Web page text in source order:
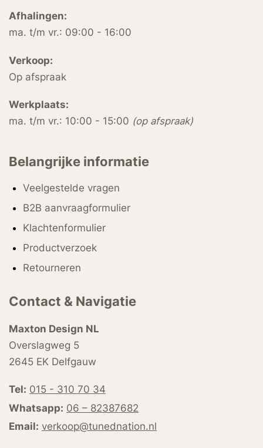
Afhalingen:
ma. t/m vr.: 09:00 - 16:00
Verkoop:
Op afspraak
Werkplaats:
ma. t/m vr.: 10:00 - 15:00 (op afspraak)
Belangrijke informatie
Veelgestelde vragen
B2B aanvraagformulier
Klachtenformulier
Productverzoek
Retourneren
Contact & Navigatie
Maxton Design NL
Overslagweg 5
2645 EK Delfgauw
Tel: 015 - 310 70 34
Whatsapp: 06 – 82387682
Email: verkoop@tunednation.nl